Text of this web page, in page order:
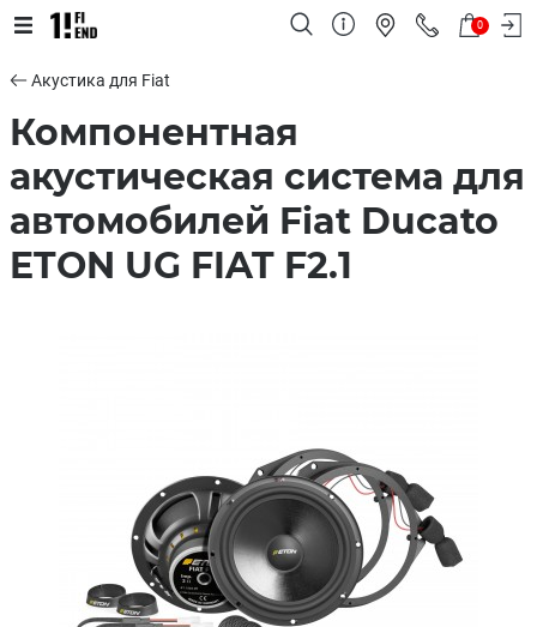
0
Акустика для Fiat
Компонентная
акустическая система для
автомобилей Fiat Ducato
ETON UG FIAT F2.1